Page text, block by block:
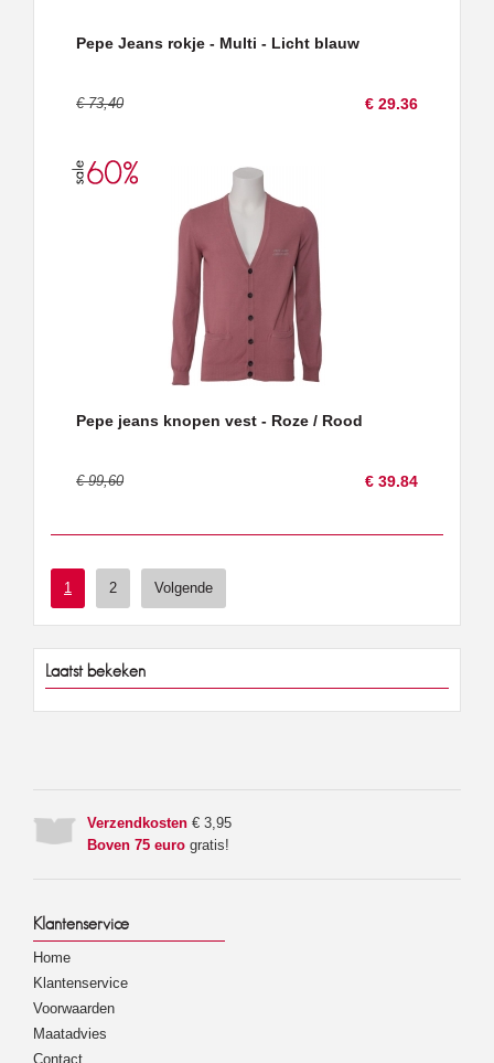
Pepe Jeans rokje - Multi - Licht blauw
€ 73,40 € 29.36
Pepe jeans knopen vest - Roze / Rood
€ 99,60 € 39.84
1 2 Volgende
Laatst bekeken
Verzendkosten € 3,95
Boven 75 euro gratis!
Klantenservice
Home
Klantenservice
Voorwaarden
Maatadvies
Contact